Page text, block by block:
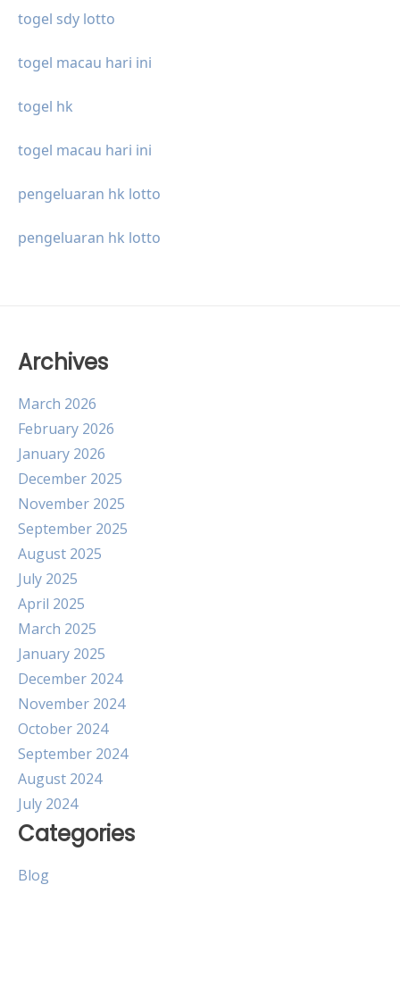
togel sdy lotto
togel macau hari ini
togel hk
togel macau hari ini
pengeluaran hk lotto
pengeluaran hk lotto
Archives
March 2026
February 2026
January 2026
December 2025
November 2025
September 2025
August 2025
July 2025
April 2025
March 2025
January 2025
December 2024
November 2024
October 2024
September 2024
August 2024
July 2024
Categories
Blog